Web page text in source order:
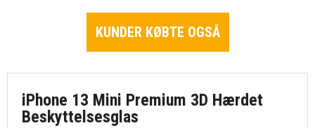
KUNDER KØBTE OGSÅ
iPhone 13 Mini Premium 3D Hærdet
Beskyttelsesglas